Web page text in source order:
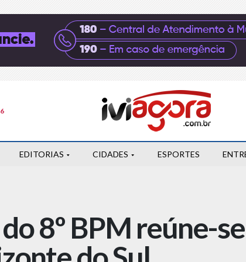
EDITORIAS CIDADES ESPORTES
8º BPM reúne-